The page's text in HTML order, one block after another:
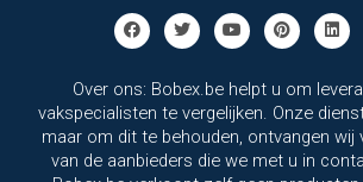
Over ons: Bobex.be helpt u om
vakspecialisten te vergelijken. Onze
maar om dit te behouden, ontvangen wij
van de aanbieders die we met u in